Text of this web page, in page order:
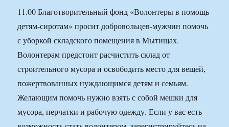
11.00 Благотворительный фонд «Волонтеры в помощь
детям-сиротам» просит добровольцев-мужчин помочь
с уборкой складского помещения в Мытищах.
Волонтерам предстоит расчистить склад от
строительного мусора и освободить место для вещей,
пожертвованных нуждающимся детям и семьям.
Желающим помочь нужно взять с собой мешки для
мусора, перчатки и рабочую одежду. Если у вас есть